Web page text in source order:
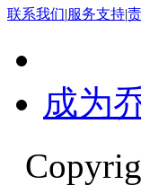
联系我们 服务支持
成为